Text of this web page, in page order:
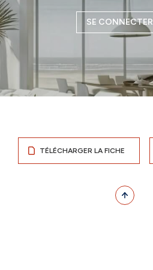
SE CONNECTER
TÉLÉCHARGER LA FICHE